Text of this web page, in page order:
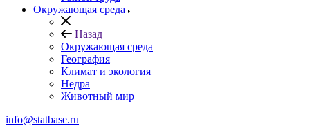
Окружающая среда
Назад
Окружающая среда
География
Климат и экология
Недра
Животный мир
info@statbase.ru